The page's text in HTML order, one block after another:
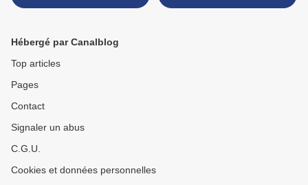
Hébergé par Canalblog
Top articles
Pages
Contact
Signaler un abus
C.G.U.
Cookies et données personnelles